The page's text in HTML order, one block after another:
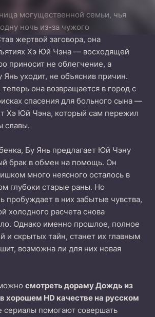
могущественной семьи, чья
ночь из-за чужого
жертвой заговора, она
Хэ Юй Чэна — восходящей
приносит не облегчение, а
Янь уходит, не объяснив причин.
она возвращается в город с
спасения для больного сына —
Хэ Юй Чэна, который сам пережил
славы.
Бу Янь предлагает Юй Чэну
брак в обмен на помощь. Он
много неясного осталось в
глубоки старые раны. Но
пробуждает в них забытые чувства,
холодного расчета снова
Однако именно прошлое, полное
и скрытых тайн, станет их главным
возможна ли для них новая
смотреть дораму Дождь из
хорошем HD качестве на русском
сериалы помогают совершать